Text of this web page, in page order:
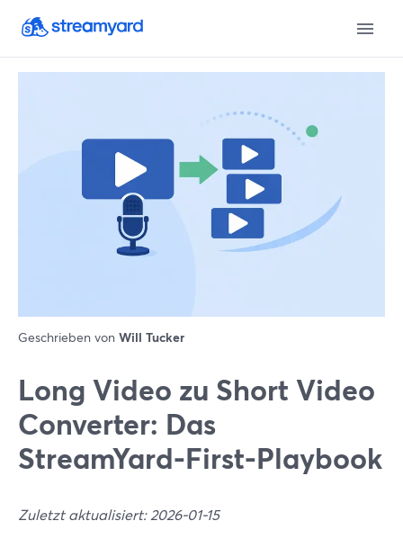
Geschrieben von Will Tucker
Long Video zu Short Video
Converter: Das
StreamYard-First-Playbook
Zuletzt aktualisiert: 2026-01-15